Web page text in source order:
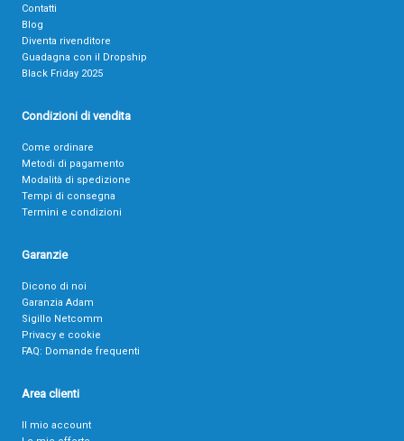
Contatti
Blog
Diventa rivenditore
Guadagna con il Dropship
Black Friday 2025
Condizioni di vendita
Come ordinare
Metodi di pagamento
Modalità di spedizione
Tempi di consegna
Termini e condizioni
Garanzie
Dicono di noi
Garanzia Adam
Sigillo Netcomm
Privacy e cookie
FAQ: Domande frequenti
Area clienti
Il mio account